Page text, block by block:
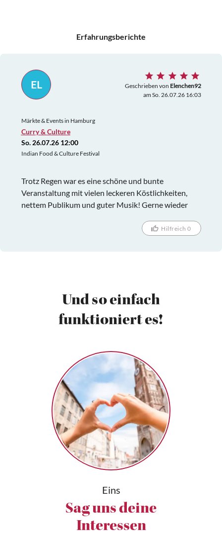
Erfahrungsberichte
EL Geschrieben von Elenchen92
am So. 26.07.26 16:03
Märkte & Events in Hamburg
Curry & Culture
So. 26.07.26 12:00
Indian Food & Culture Festival
Trotz Regen war es eine schöne und bunte
Veranstaltung mit vielen leckeren Köstlichkeiten,
nettem Publikum und guter Musik! Gerne wieder
Hilfreich 0
Und so einfach
funktioniert es!
Eins
Sag uns deine
Interessen